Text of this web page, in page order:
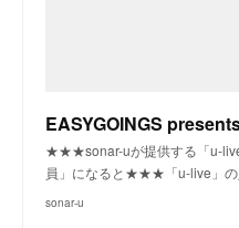
★★★sonar-uが提供する「u-
員」になると★★★「u-live」
sonar-u